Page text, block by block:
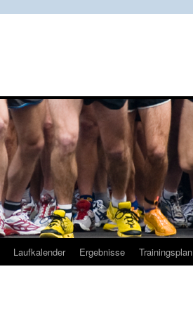
Laufkalender Ergebnisse Trainingsplan